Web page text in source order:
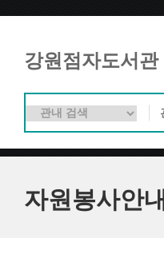
강원점자도서관
자원봉사안내